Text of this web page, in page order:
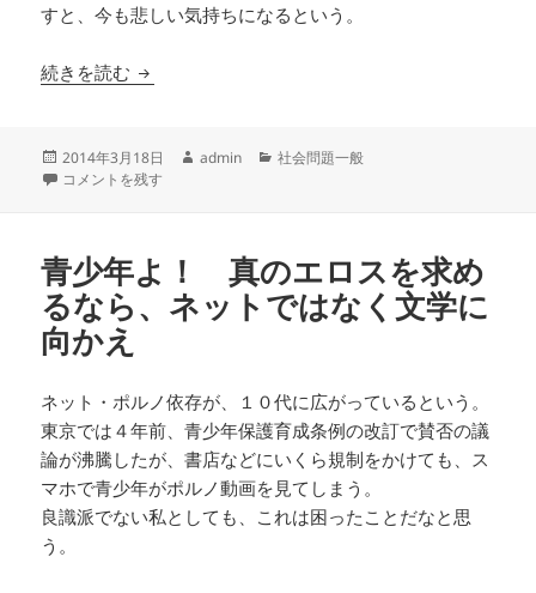
すと、今も悲しい気持ちになるという。
続きを読む 高裁判決を前に、鳥取連続不審死事件の上田美
投
稿
2014年3月18日
作
admin
カ
社会問題一般
高裁判決を前に、鳥取連続不審死事件の上田美由紀被告が『紙の爆弾』
コメントを残す
青少年よ！ 真のエロスを求め
るなら、ネットではなく文学に
向かえ
ネット・ポルノ依存が、１０代に広がっているという。
東京では４年前、青少年保護育成条例の改訂で賛否の議
論が沸騰したが、書店などにいくら規制をかけても、ス
マホで青少年がポルノ動画を見てしまう。
良識派でない私としても、これは困ったことだなと思
う。